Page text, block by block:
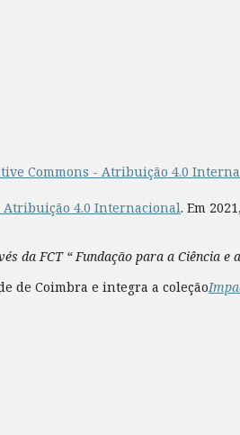
Commons - Atribuição 4.0
Atribuição 4.0 Internacional. Em
da FCT “ Fundação para a Ciência
de Coimbra e integra a coleção